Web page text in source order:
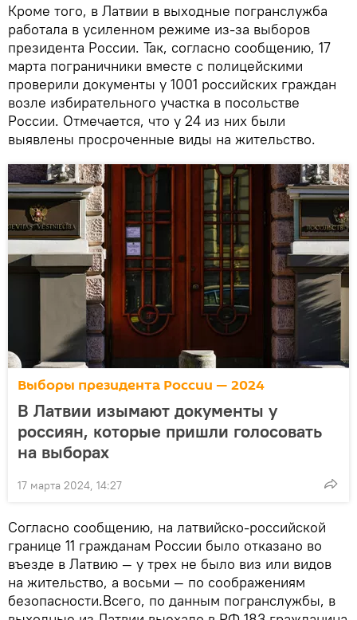
Кроме того, в Латвии в выходные погранслужба
работала в усиленном режиме из-за выборов
президента России. Так, согласно сообщению, 17
марта пограничники вместе с полицейскими
проверили документы у 1001 российских граждан
возле избирательного участка в посольстве
России. Отмечается, что у 24 из них были
выявлены просроченные виды на жительство.
Выборы президента России — 2024
В Латвии изымают документы у
россиян, которые пришли голосовать
на выборах
17 марта 2024, 14:27
Согласно сообщению, на латвийско-российской
границе 11 гражданам России было отказано во
въезде в Латвию — у трех не было виз или видов
на жительство, а восьми — по соображениям
безопасности.Всего, по данным погранслужбы, в